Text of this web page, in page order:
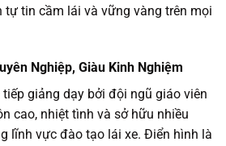
tự tin cầm lái và vững vàng trên mọi
Nghiệp, Giàu Kinh Nghiệm
giảng dạy bởi đội ngũ giáo viên
cao, nhiệt tình và sở hữu nhiều
lĩnh vực đào tạo lái xe. Điển hình là